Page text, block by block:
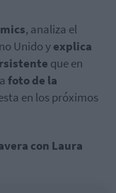
, analiza el
Unido yexplica
que en
foto de la
en los próximos
con Laura